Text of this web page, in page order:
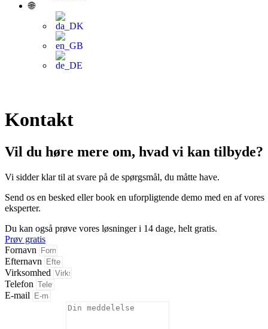
🌐
Kontakt
Vil du høre mere om, hvad vi kan tilbyde?
Vi sidder klar til at svare på de spørgsmål, du måtte have.
Send os en besked eller book en uforpligtende demo med en af vores
eksperter.
Du kan også prøve vores løsninger i 14 dage, helt gratis.
Prøv gratis
Fornavn
Efternavn
Virksomhed
Telefon
E-mail